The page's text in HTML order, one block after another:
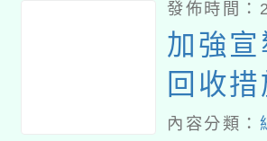
請踴躍
發佈時間
加強
回收
站、
內容分類：